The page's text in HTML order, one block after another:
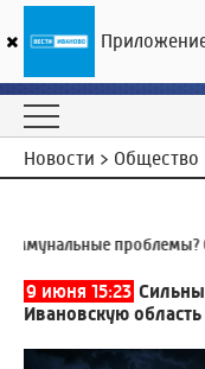
Новости > Общество
проблемы?
9 июня 15:23
Ивановскую область